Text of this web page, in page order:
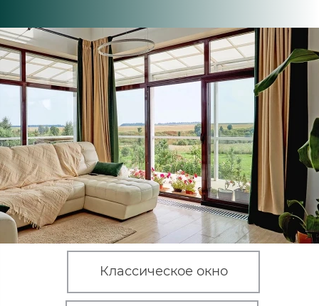
Классическое окно